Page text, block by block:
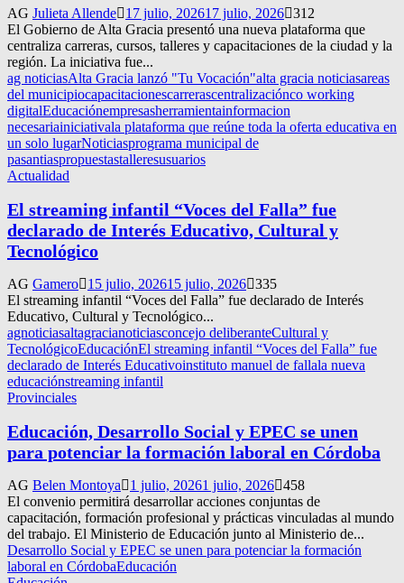
AG Julieta Allende 17 julio, 202617 julio, 2026 312
El Gobierno de Alta Gracia presentó una nueva plataforma que
centraliza carreras, cursos, talleres y capacitaciones de la ciudad y la
región. La iniciativa fue...
ag noticiasAlta Gracia lanzó "Tu Vocación"alta gracia noticiasareas
del municipiocapacitacionescarrerascentralizaciónco working
digitalEducaciónempresasherramientainformacion
necesariainiciativala plataforma que reúne toda la oferta educativa en
un solo lugarNoticiasprograma municipal de
pasantiaspropuestastalleresusuarios
Actualidad
El streaming infantil “Voces del Falla” fue
declarado de Interés Educativo, Cultural y
Tecnológico
AG Gamero 15 julio, 202615 julio, 2026 335
El streaming infantil “Voces del Falla” fue declarado de Interés
Educativo, Cultural y Tecnológico...
agnoticiasaltagracianoticiasconcejo deliberanteCultural y
TecnológicoEducaciónEl streaming infantil “Voces del Falla” fue
declarado de Interés Educativoinstituto manuel de fallala nueva
educaciónstreaming infantil
Provinciales
Educación, Desarrollo Social y EPEC se unen
para potenciar la formación laboral en Córdoba
AG Belen Montoya 1 julio, 20261 julio, 2026 458
El convenio permitirá desarrollar acciones conjuntas de
capacitación, formación profesional y prácticas vinculadas al mundo
del trabajo. El Ministerio de Educación junto al Ministerio de...
Desarrollo Social y EPEC se unen para potenciar la formación
laboral en CórdobaEducación